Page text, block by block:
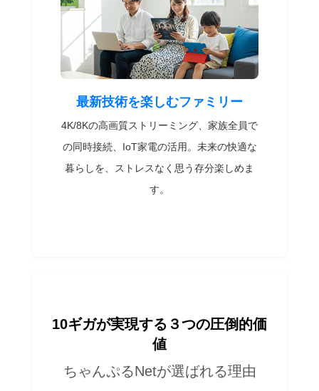
最新技術を楽しむファミリー
4K/8Kの高画質ストリーミング、家族全員で
の同時接続、IoT家電の活用。未来の快適な
暮らしを、ストレスなく思う存分楽しめま
す。
10ギガが実現する３つの圧倒的価
値
ちゃんぷるNetが選ばれる理由